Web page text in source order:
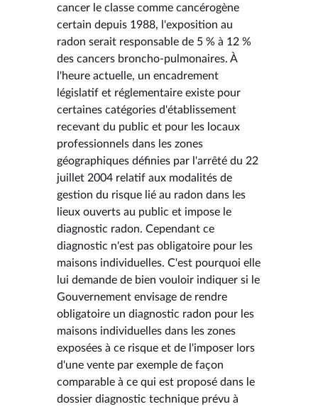
cancer le classe comme cancérogène
certain depuis 1988, l'exposition au
radon serait responsable de 5 % à 12 %
des cancers broncho-pulmonaires. À
l'heure actuelle, un encadrement
législatif et réglementaire existe pour
certaines catégories d'établissement
recevant du public et pour les locaux
professionnels dans les zones
géographiques définies par l'arrêté du 22
juillet 2004 relatif aux modalités de
gestion du risque lié au radon dans les
lieux ouverts au public et impose le
diagnostic radon. Cependant ce
diagnostic n'est pas obligatoire pour les
maisons individuelles. C'est pourquoi elle
lui demande de bien vouloir indiquer si le
Gouvernement envisage de rendre
obligatoire un diagnostic radon pour les
maisons individuelles dans les zones
exposées à ce risque et de l'imposer lors
d'une vente par exemple de façon
comparable à ce qui est proposé dans le
dossier diagnostic technique prévu à